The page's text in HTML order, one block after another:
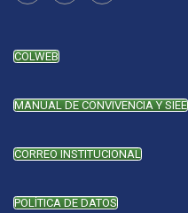
COLWEB
MANUAL DE CONVIVENCIA Y SIEE
CORREO INSTITUCIONAL
POLÍTICA DE DATOS